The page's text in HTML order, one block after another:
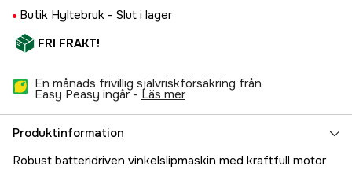
Butik Hyltebruk - Slut i lager
FRI FRAKT!
En månads frivillig självriskförsäkring från
Easy Peasy ingår - läs mer
Produktinformation
Robust batteridriven vinkelslipmaskin med kraftfull motor